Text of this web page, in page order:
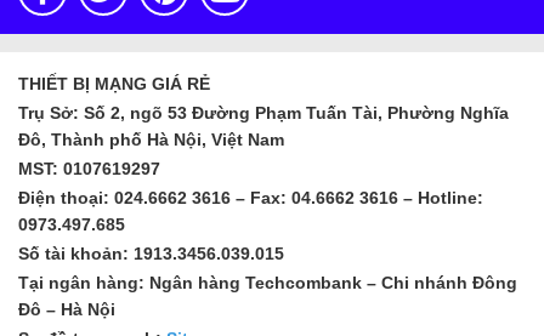
THIẾT BỊ MẠNG GIÁ RẺ
Trụ Sở: Số 2, ngõ 53 Đường Phạm Tuấn Tài, Phường Nghĩa
Đô, Thành phố Hà Nội, Việt Nam
MST: 0107619297
Điện thoại: 024.6662 3616 – Fax: 04.6662 3616 – Hotline:
0973.497.685
Số tài khoản: 1913.3456.039.015
Tại ngân hàng: Ngân hàng Techcombank – Chi nhánh Đông
Đô – Hà Nội